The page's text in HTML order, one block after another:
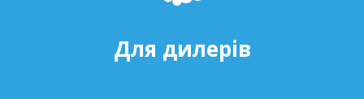
Для дилерів